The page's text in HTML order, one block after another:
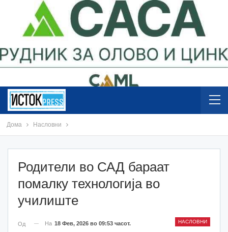
Дома Насловни
Родители во САД бараат
помалку технологија во
училиште
НАСЛОВНИ
Од На 18 Фев, 2026 во 09:53 часот.